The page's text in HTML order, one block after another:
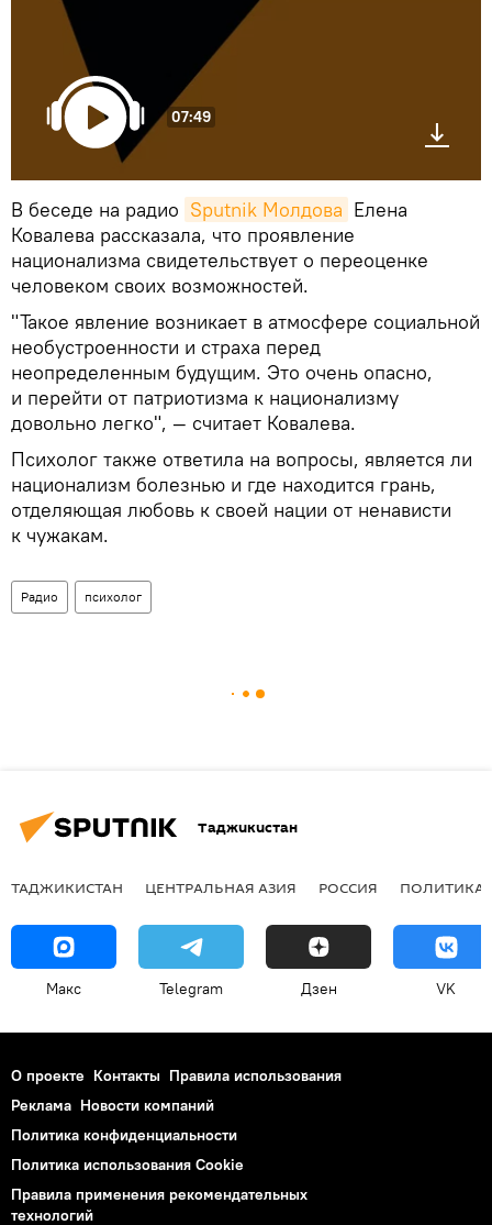
07:49
В беседе на радио Sputnik Молдова Елена
Ковалева рассказала, что проявление
национализма свидетельствует о переоценке
человеком своих возможностей.
"Такое явление возникает в атмосфере социальной
необустроенности и страха перед
неопределенным будущим. Это очень опасно,
и перейти от патриотизма к национализму
довольно легко", — считает Ковалева.
Психолог также ответила на вопросы, является ли
национализм болезнью и где находится грань,
отделяющая любовь к своей нации от ненависти
к чужакам.
Радио психолог
Таджикистан
ТАДЖИКИСТАН ЦЕНТРАЛЬНАЯ АЗИЯ РОССИЯ ПОЛИТИКА
Макс Telegram Дзен VK
О проекте Контакты Правила использования
Реклама Новости компаний
Политика конфиденциальности
Политика использования Cookie
Правила применения рекомендательных
технологий